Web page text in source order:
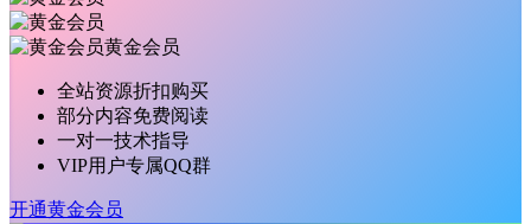
黄金会员
全站资源折扣购买
部分内容免费阅读
一对一技术指导
VIP用户专属QQ群
开通黄金会员